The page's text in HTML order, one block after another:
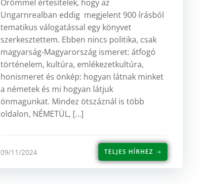
Örömmel értesítelek, hogy az
Ungarnrealban eddig megjelent 900 írásból
tematikus válogatással egy könyvet
szerkesztettem. Ebben nincs politika, csak
magyarság-Magyarország ismeret: átfogó
történelem, kultúra, emlékezetkultúra,
honismeret és önkép: hogyan látnak minket
a németek és mi hogyan látjuk
önmagunkat. Mindez ötszáznál is több
oldalon, NÉMETÜL, […]
09/11/2024 TELJES HÍRHEZ